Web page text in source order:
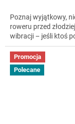
Poznaj wyjątkowy,
roweru przed
wibracji – jeśli ktoś
Promocja
Polecane